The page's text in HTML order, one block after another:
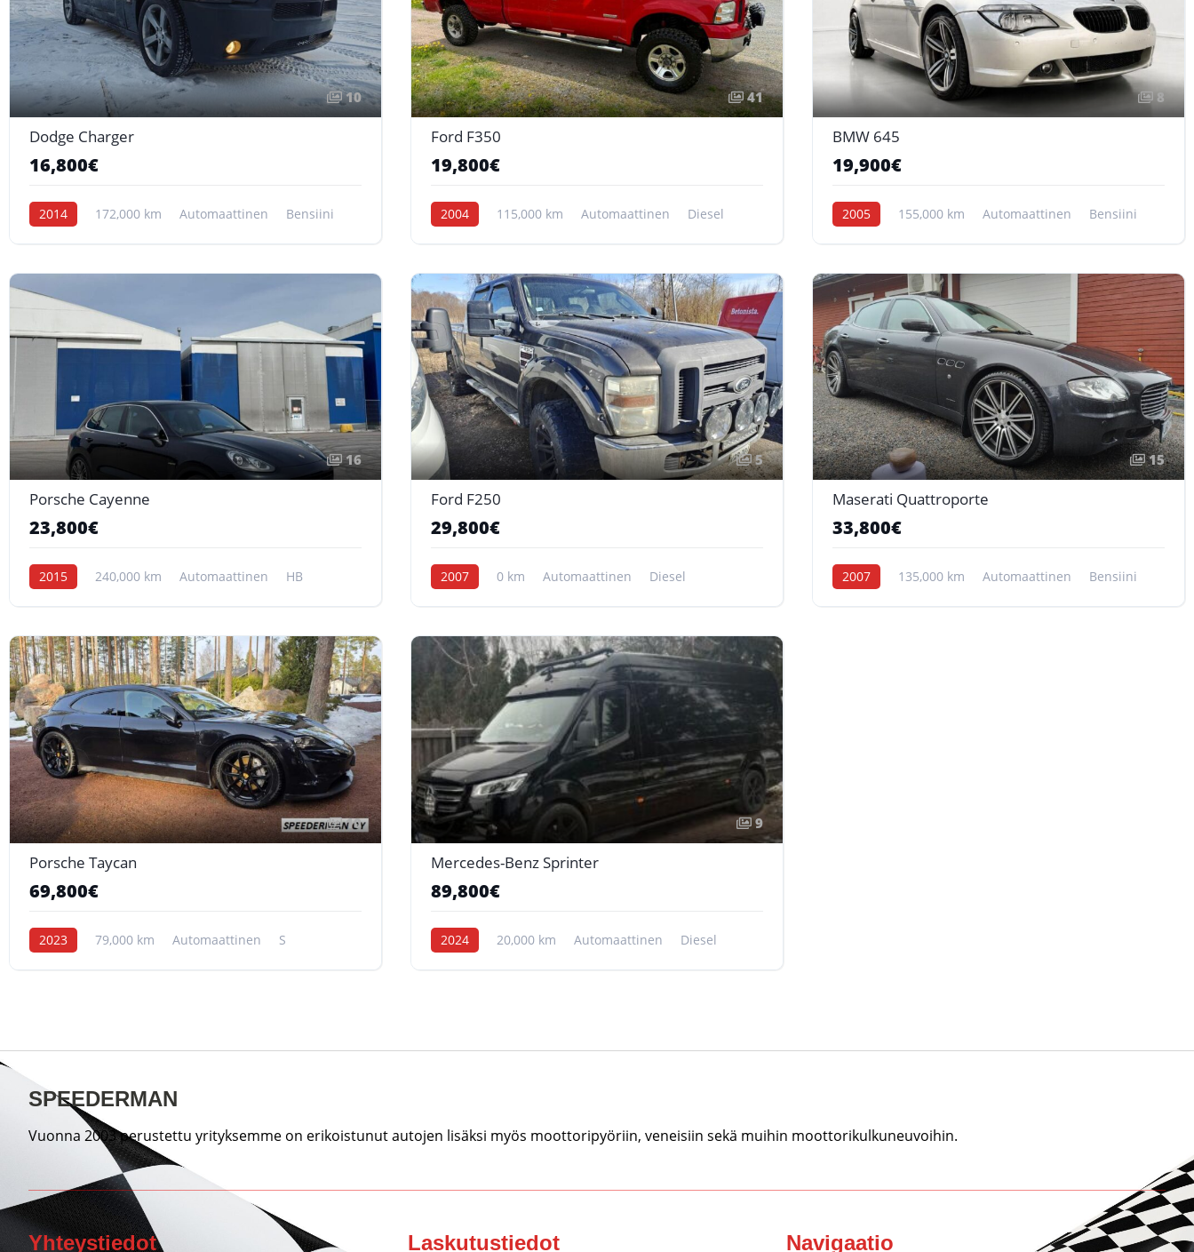
10
Dodge Charger
16,800€
2014 172,000 km Automaattinen Bensiini
41
Ford F350
19,800€
2004 115,000 km Automaattinen Diesel
8
BMW 645
19,900€
2005 155,000 km Automaattinen Bensiini
16
Porsche Cayenne
23,800€
2015 240,000 km Automaattinen HB
5
Ford F250
29,800€
2007 0 km Automaattinen Diesel
15
Maserati Quattroporte
33,800€
2007 135,000 km Automaattinen Bensiini
10
Porsche Taycan
69,800€
2023 79,000 km Automaattinen S
9
Mercedes-Benz Sprinter
89,800€
2024 20,000 km Automaattinen Diesel
SPEEDERMAN
Vuonna 2003 perustettu yrityksemme on erikoistunut autojen lisäksi myös moottoripyöriin, veneisiin sekä muihin moottorikulkuneuvoihin.
Yhteystiedot Laskutustiedot Navigaatio